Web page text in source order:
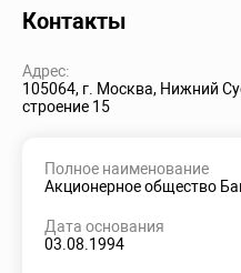
Контакты
Адрес:
105064, г. Москва, Нижний
строение 15
Полное наименование
Акционерное общество
Дата основания
03.08.1994